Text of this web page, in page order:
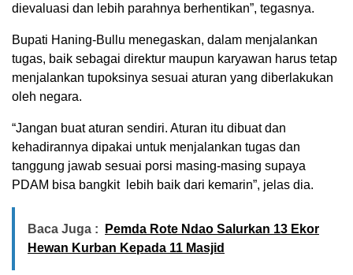
dievaluasi dan lebih parahnya berhentikan”, tegasnya.
Bupati Haning-Bullu menegaskan, dalam menjalankan
tugas, baik sebagai direktur maupun karyawan harus tetap
menjalankan tupoksinya sesuai aturan yang diberlakukan
oleh negara.
“Jangan buat aturan sendiri. Aturan itu dibuat dan
kehadirannya dipakai untuk menjalankan tugas dan
tanggung jawab sesuai porsi masing-masing supaya
PDAM bisa bangkit lebih baik dari kemarin”, jelas dia.
Baca Juga :
Pemda Rote Ndao Salurkan 13 Ekor
Hewan Kurban Kepada 11 Masjid